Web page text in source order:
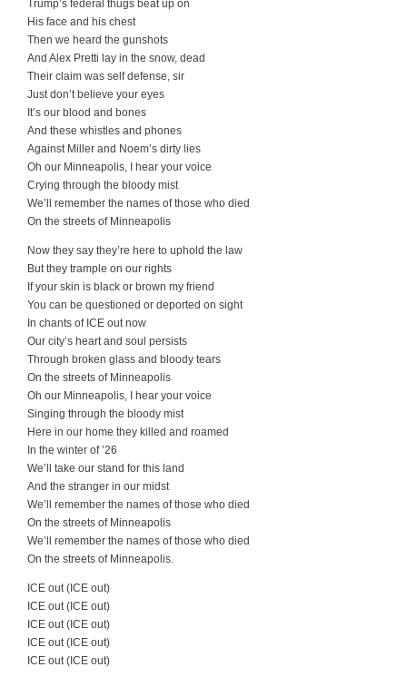
Trump’s federal thugs beat up on
His face and his chest
Then we heard the gunshots
And Alex Pretti lay in the snow, dead
Their claim was self defense, sir
Just don’t believe your eyes
It’s our blood and bones
And these whistles and phones
Against Miller and Noem’s dirty lies
Oh our Minneapolis, I hear your voice
Crying through the bloody mist
We’ll remember the names of those who died
On the streets of Minneapolis
Now they say they’re here to uphold the law
But they trample on our rights
If your skin is black or brown my friend
You can be questioned or deported on sight
In chants of ICE out now
Our city’s heart and soul persists
Through broken glass and bloody tears
On the streets of Minneapolis
Oh our Minneapolis, I hear your voice
Singing through the bloody mist
Here in our home they killed and roamed
In the winter of ’26
We’ll take our stand for this land
And the stranger in our midst
We’ll remember the names of those who died
On the streets of Minneapolis
We’ll remember the names of those who died
On the streets of Minneapolis.
ICE out (ICE out)
ICE out (ICE out)
ICE out (ICE out)
ICE out (ICE out)
ICE out (ICE out)